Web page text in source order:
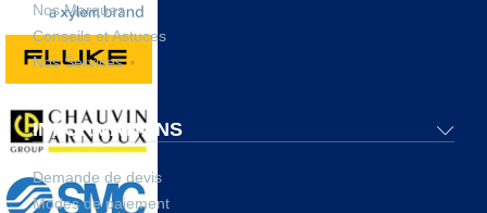
Nos Marques
Conseils et Astuces
Nos Services
INFORMATIONS
Demande de devis
Modes de paiement